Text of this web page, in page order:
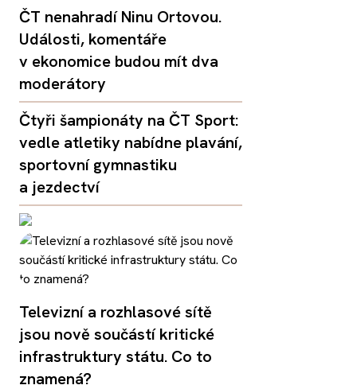
ČT nenahradí Ninu Ortovou.
Události, komentáře
v ekonomice budou mít dva
moderátory
Čtyři šampionáty na ČT Sport:
vedle atletiky nabídne plavání,
sportovní gymnastiku
a jezdectví
Televizní a rozhlasové sítě
jsou nově součástí kritické
infrastruktury státu. Co to
znamená?